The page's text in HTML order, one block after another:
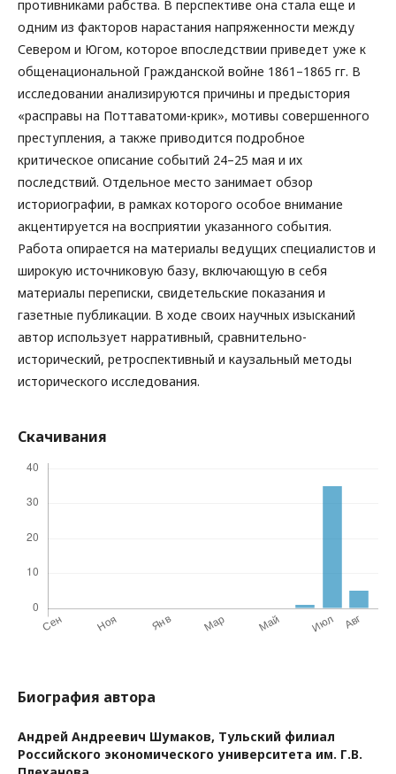
противниками рабства. В перспективе она стала еще и
одним из факторов нарастания напряженности между
Севером и Югом, которое впоследствии приведет уже к
общенациональной Гражданской войне 1861–1865 гг. В
исследовании анализируются причины и предыстория
«расправы на Поттаватоми-крик», мотивы совершенного
преступления, а также приводится подробное
критическое описание событий 24–25 мая и их
последствий. Отдельное место занимает обзор
историографии, в рамках которого особое внимание
акцентируется на восприятии указанного события.
Работа опирается на материалы ведущих специалистов и
широкую источниковую базу, включающую в себя
материалы переписки, свидетельские показания и
газетные публикации. В ходе своих научных изысканий
автор использует нарративный, сравнительно-
исторический, ретроспективный и каузальный методы
исторического исследования.
Скачивания
Биография автора
Андрей Андреевич Шумаков, Тульский филиал
Российского экономического университета им. Г.В.